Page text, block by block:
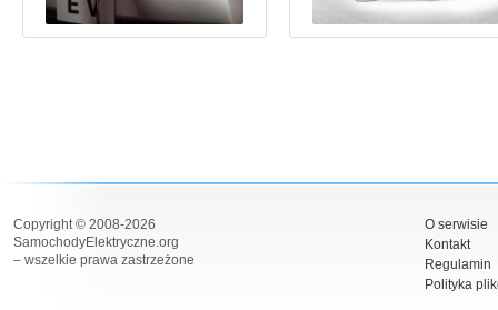
Copyright © 2008-2026
SamochodyElektryczne.org
– wszelkie prawa zastrzeżone
O serwisie
Kontakt
Regulamin
Polityka